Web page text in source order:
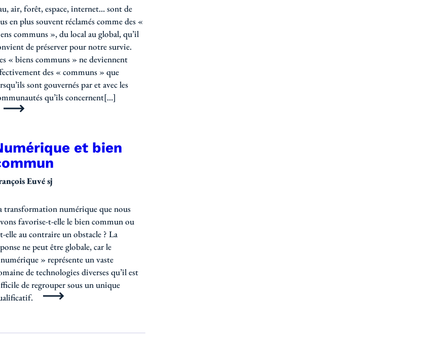
air, forêt, espace, internet… sont de
en plus souvent réclamés comme des «
communs », du local au global, qu’il
de préserver pour notre survie.
« biens communs » ne deviennent
des « communs » que
sont gouvernés par et avec les
qu’ils concernent[…]
et bien
Euvé sj
transformation numérique que nous
favorise-t-elle le bien commun ou
elle au contraire un obstacle ? La
ne peut être globale, car le
» représente un vaste
de technologies diverses qu’il est
de regrouper sous un unique